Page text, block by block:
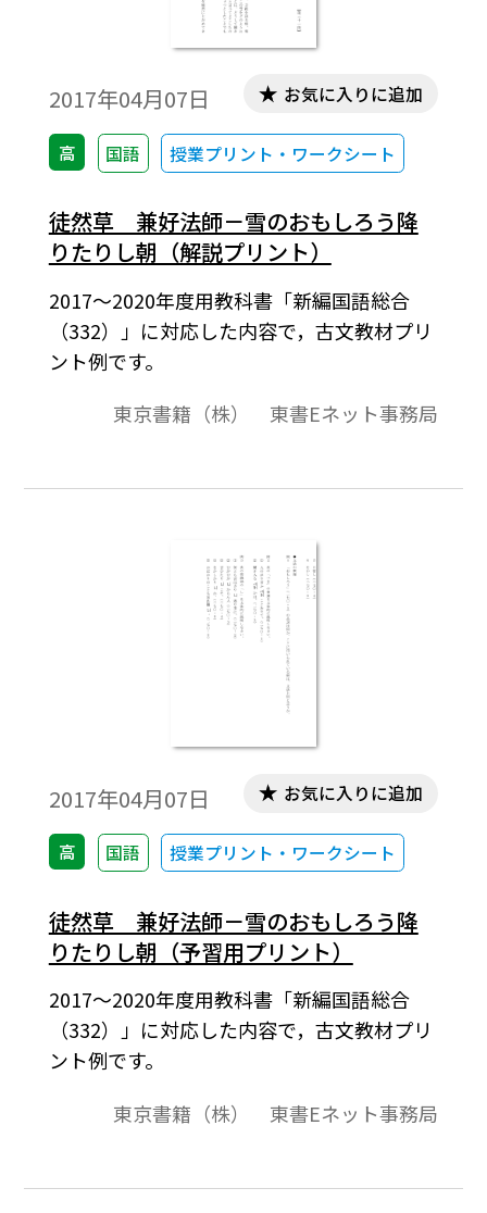
2017年04月07日
高 国語 授業プリント・ワークシート
お気に入りに追加
徒然草 兼好法師－雪のおもしろう降
りたりし朝（解説プリント）
2017～2020年度用教科書「新編国語総合
（332）」に対応した内容で，古文教材プリ
ント例です。
東京書籍（株） 東書Eネット事務局
2017年04月07日
高 国語 授業プリント・ワークシート
お気に入りに追加
徒然草 兼好法師－雪のおもしろう降
りたりし朝（予習用プリント）
2017～2020年度用教科書「新編国語総合
（332）」に対応した内容で，古文教材プリ
ント例です。
東京書籍（株） 東書Eネット事務局